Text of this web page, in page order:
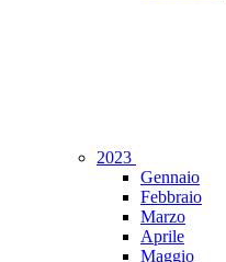
2023
Gennaio
Febbraio
Marzo
Aprile
Maggio